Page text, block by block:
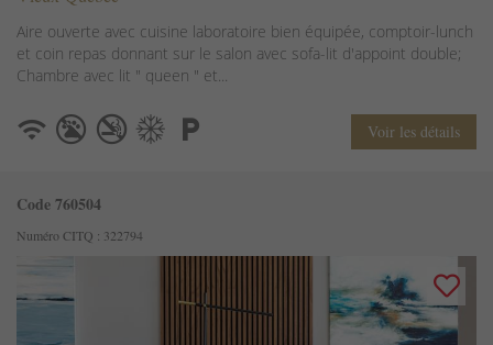
Aire ouverte avec cuisine laboratoire bien équipée, comptoir-lunch
et coin repas donnant sur le salon avec sofa-lit d'appoint double;
Chambre avec lit " queen " et...
Voir les détails
Code 760504
Numéro CITQ : 322794